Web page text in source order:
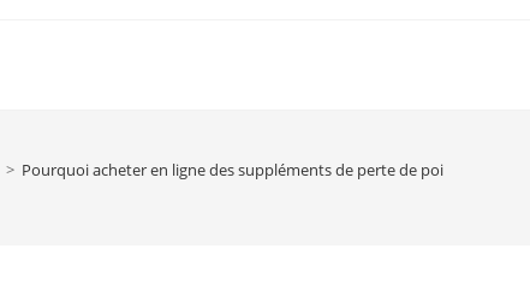
> Pourquoi acheter en ligne des suppléments de perte de poids comme